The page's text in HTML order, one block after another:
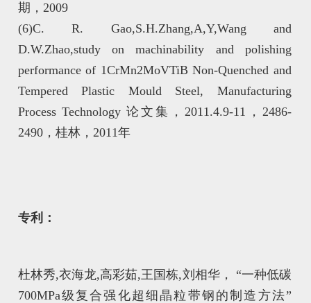
期，2009
(6)C. R. Gao,S.H.Zhang,A,Y,Wang and
D.W.Zhao,study on machinability and polishing
performance of 1CrMn2MoVTiB Non-Quenched and
Tempered Plastic Mould Steel, Manufacturing
Process Technology 论文集，2011.4.9-11，2486-
2490，桂林，2011年
专利：
杜林秀,衣海龙,高彩茹,王国栋,刘相华， “一种低碳
700MPa级复合强化超细晶粒带钢的制造方法”